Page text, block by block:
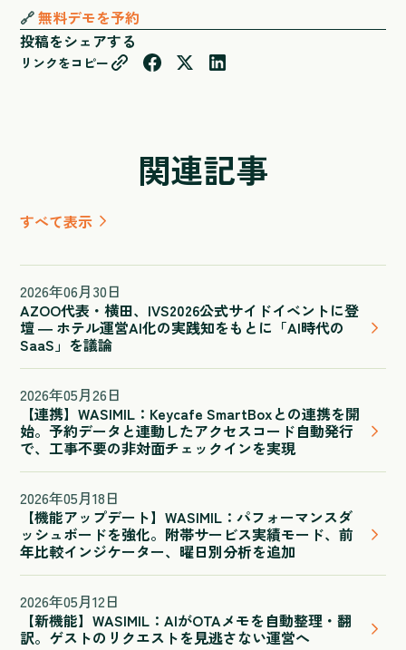
🔗無料デモを予約
投稿をシェアする
リンクをコピー
関連記事
すべて表示
2026年06月30日
AZOO代表・横田、IVS2026公式サイドイベントに登
壇 ― ホテル運営AI化の実践知をもとに「AI時代の
SaaS」を議論
2026年05月26日
【連携】WASIMIL：Keycafe SmartBoxとの連携を開
始。予約データと連動したアクセスコード自動発行
で、工事不要の非対面チェックインを実現
2026年05月18日
【機能アップデート】WASIMIL：パフォーマンスダ
ッシュボードを強化。附帯サービス実績モード、前
年比較インジケーター、曜日別分析を追加
2026年05月12日
【新機能】WASIMIL：AIがOTAメモを自動整理・翻
訳。ゲストのリクエストを見逃さない運営へ